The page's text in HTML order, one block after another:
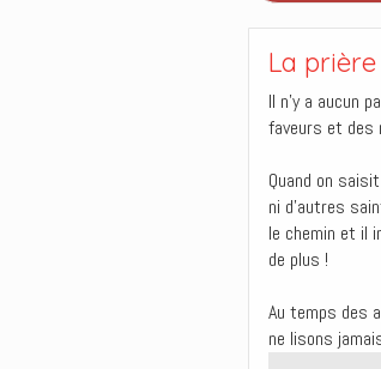
La
Il n’y a aucun
faveurs et des
Quand on
ni d’autres
le chemin et il
de plus !
Au temps des
ne lisons